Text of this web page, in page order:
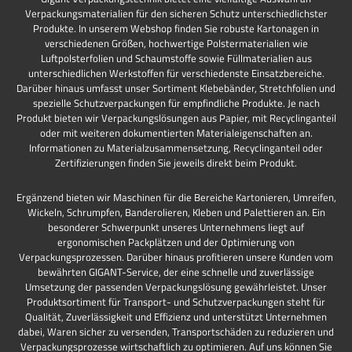
Verpackungsmaterialien für den sicheren Schutz unterschiedlichster
Produkte. In unserem Webshop finden Sie robuste Kartonagen in
verschiedenen Größen, hochwertige Polstermaterialien wie
Luftpolsterfolien und Schaumstoffe sowie Füllmaterialien aus
unterschiedlichen Werkstoffen für verschiedenste Einsatzbereiche.
Darüber hinaus umfasst unser Sortiment Klebebänder, Stretchfolien und
spezielle Schutzverpackungen für empfindliche Produkte. Je nach
Produkt bieten wir Verpackungslösungen aus Papier, mit Recyclinganteil
oder mit weiteren dokumentierten Materialeigenschaften an.
Informationen zu Materialzusammensetzung, Recyclinganteil oder
Zertifizierungen finden Sie jeweils direkt beim Produkt.
Ergänzend bieten wir Maschinen für die Bereiche Kartonieren, Umreifen,
Wickeln, Schrumpfen, Banderolieren, Kleben und Palettieren an. Ein
besonderer Schwerpunkt unseres Unternehmens liegt auf
ergonomischen Packplätzen und der Optimierung von
Verpackungsprozessen. Darüber hinaus profitieren unsere Kunden vom
bewährten GIGANT-Service, der eine schnelle und zuverlässige
Umsetzung der passenden Verpackungslösung gewährleistet. Unser
Produktsortiment für Transport- und Schutzverpackungen steht für
Qualität, Zuverlässigkeit und Effizienz und unterstützt Unternehmen
dabei, Waren sicher zu versenden, Transportschäden zu reduzieren und
Verpackungsprozesse wirtschaftlich zu optimieren. Auf uns können Sie